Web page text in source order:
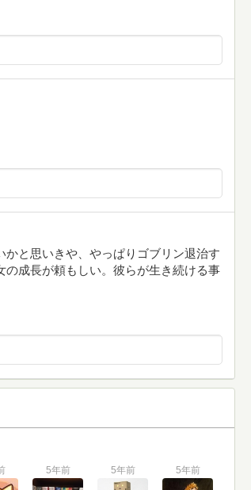
と思いきや、やっぱりゴブリン退治す
成長が頼もしい。彼らが生き続ける事
5年前 5年前 5年前